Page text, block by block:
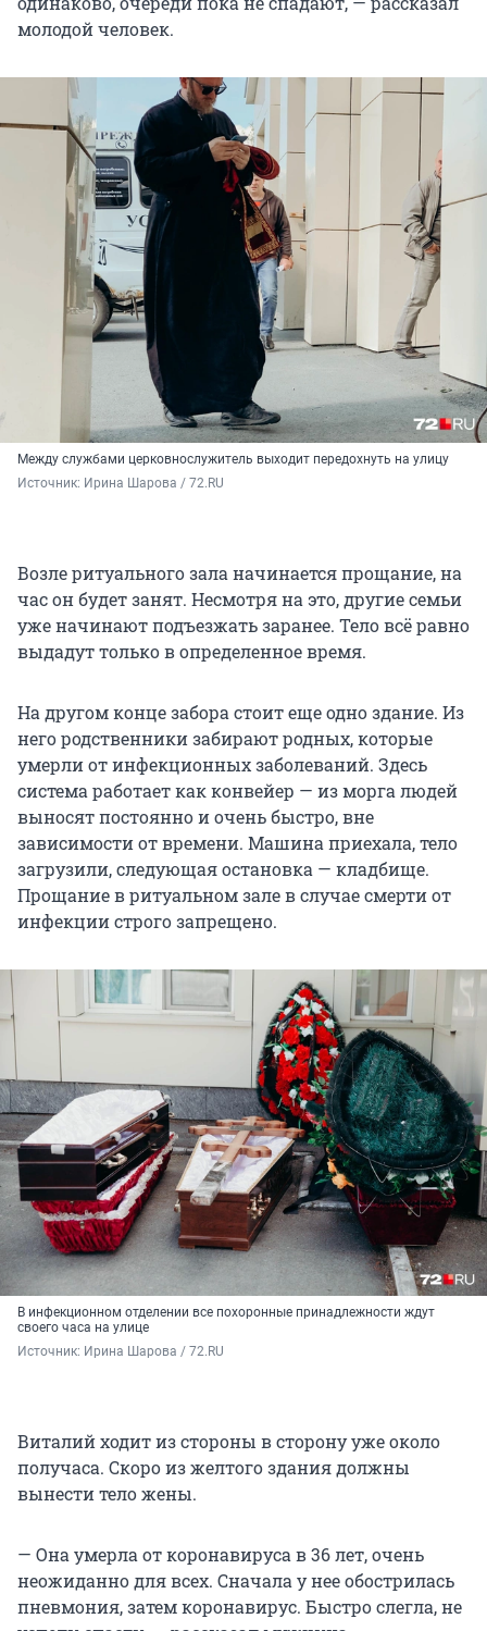
молодой человек.
Между службами церковнослужитель выходит передохнуть на улицу
Источник: Ирина Шарова / 72.RU
Возле ритуального зала начинается прощание, на
час он будет занят. Несмотря на это, другие семьи
уже начинают подъезжать заранее. Тело всё равно
выдадут только в определенное время.
На другом конце забора стоит еще одно здание. Из
него родственники забирают родных, которые
умерли от инфекционных заболеваний. Здесь
система работает как конвейер — из морга людей
выносят постоянно и очень быстро, вне
зависимости от времени. Машина приехала, тело
загрузили, следующая остановка — кладбище.
Прощание в ритуальном зале в случае смерти от
инфекции строго запрещено.
В инфекционном отделении все похоронные принадлежности ждут
своего часа на улице
Источник: Ирина Шарова / 72.RU
Виталий ходит из стороны в сторону уже около
получаса. Скоро из желтого здания должны
вынести тело жены.
— Она умерла от коронавируса в 36 лет, очень
неожиданно для всех. Сначала у нее обострилась
пневмония, затем коронавирус. Быстро слегла, не